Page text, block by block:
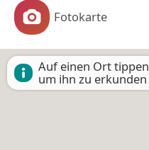
Fotokarte
Auf einen Ort tippen
um ihn zu erkunden